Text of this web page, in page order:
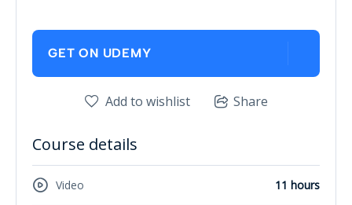
GET ON UDEMY
Add to wishlist Share
Course details
Video 11 hours